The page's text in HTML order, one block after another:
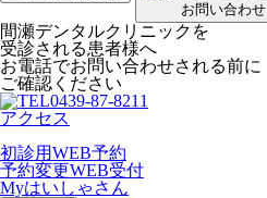
お問い合わせ
間瀬デンタルクリニックを
受診される患者様へ
お電話でお問い合わせされる前に
ご確認ください
0439-87-8211
アクセス
初診用WEB予約
予約変更WEB受付
Myはいしゃさん